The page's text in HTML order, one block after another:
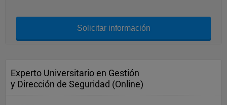
Solicitar información
Experto Universitario en Gestión
y Dirección de Seguridad (Online)